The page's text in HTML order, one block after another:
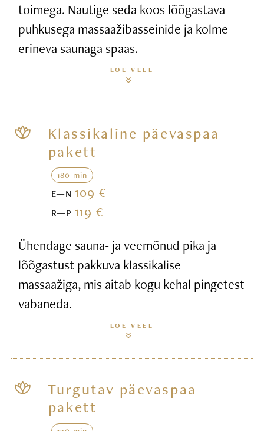
toimega. Nautige seda koos lõõgastava
puhkusega massaažibasseinide ja kolme
erineva saunaga spaas.
LOE VEEL
Klassikaline päevaspaa
pakett
180 min
E—N109 €
R—P119 €
Ühendage sauna- ja veemõnud pika ja
lõõgastust pakkuva klassikalise
massaažiga, mis aitab kogu kehal pingetest
vabaneda.
LOE VEEL
Turgutav päevaspaa
pakett